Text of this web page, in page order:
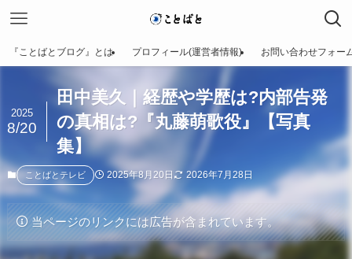
『ことばとブログ』とは プロフィール(運営者情報) お問い合わせフォー
田中美久｜経歴や学歴は?内部告発
の真相は?『丸藤萌歌役』【写真
集】
2025
8/20
ことばとテレビ 2025年8月20日 2026年7月28日
当ページのリンクには広告が含まれています。